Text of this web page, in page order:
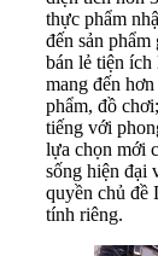
thực phẩm
đến sản
bán lẻ tiện ích
mang đến
phẩm, đồ
tiếng với
lựa chọn mới
sống hiện đại
quyền chủ đề
tính riêng.